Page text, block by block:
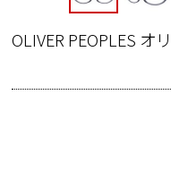
OLIVER PEOPLES オ